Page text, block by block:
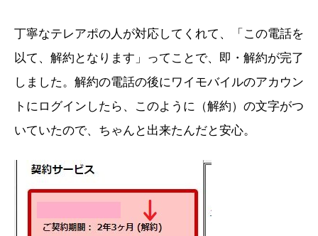
丁寧なテレアポの人が対応してくれて、「この電話を
以て、解約となります」ってことで、即・解約が完了
しました。解約の電話の後にワイモバイルのアカウン
トにログインしたら、このように（解約）の文字がつ
いていたので、ちゃんと出来たんだと安心。